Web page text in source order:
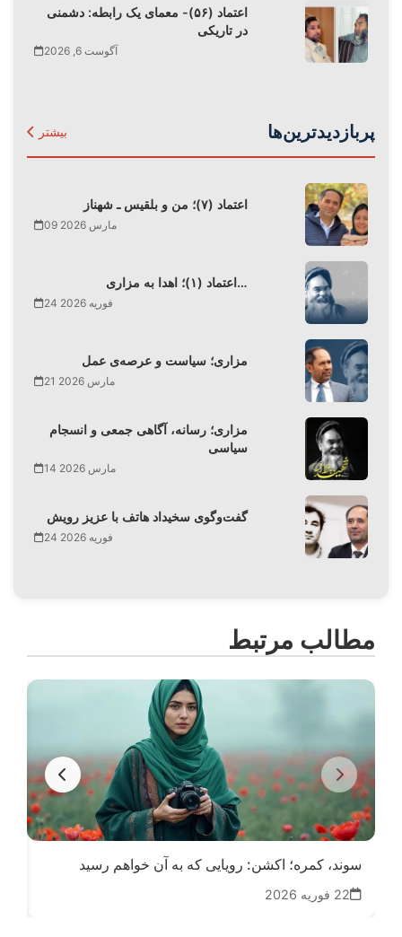
اعتماد (۵۶)- معمای یک رابطه: دشمنی
در تاریکی
آگوست 6, 2026
پربازدیدترین‌ها بیشتر
اعتماد (۷)؛ من و بلقیس ـ شهناز
09 مارس 2026
اعتماد (۱)؛ اهدا به مزاری…
24 فوریه 2026
مزاری؛ سیاست و عرصه‌ی عمل
21 مارس 2026
مزاری؛ رسانه، آگاهی جمعی و انسجام
سیاسی
14 مارس 2026
گفت‌وگوی سخیداد هاتف با عزیز رویش
24 فوریه 2026
مطالب مرتبط
سوند، کمره؛ اکشن: رویایی که به آن خواهم رسید
22 فوریه 2026